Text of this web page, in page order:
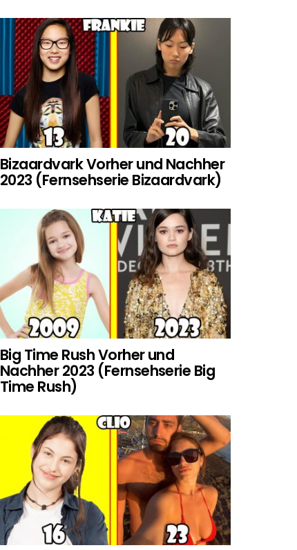
Bizaardvark Vorher und Nachher
2023 (Fernsehserie Bizaardvark)
Big Time Rush Vorher und
Nachher 2023 (Fernsehserie Big
Time Rush)